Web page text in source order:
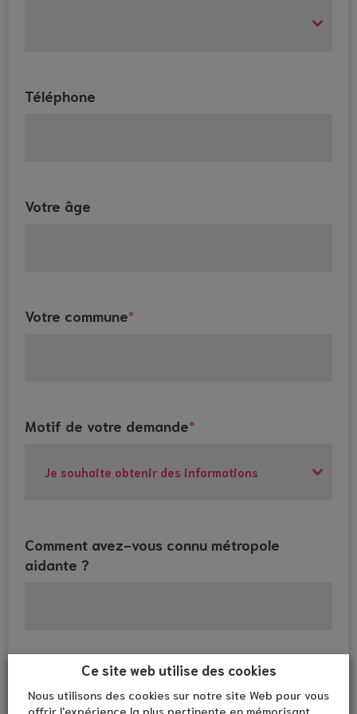
Téléphone
Votre âge
Votre commune*
Motif de votre demande*
Comment avez-vous connu métropole
aidante ?
A quel moment de la journée pouvons-nous
vous joindre ?
Ce site web utilise des cookies
Nous utilisons des cookies sur notre site Web pour vous
offrir l'expérience la plus pertinente en mémorisant